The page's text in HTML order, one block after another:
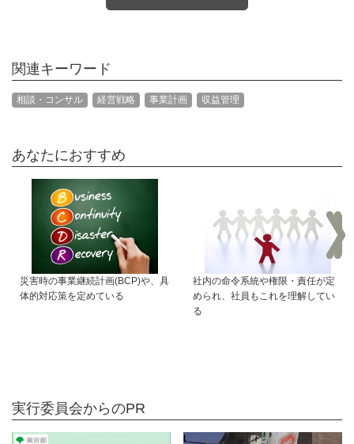
関連キーワード
相談・コンサル 経営戦略 事業計画 収益管理
あなたにおすすめ
災害時の事業継続計画(BCP)や、具
体的対応策を定めている
社内の命令系統や権限・責任が定
められ、社員もこれを理解してい
る
実行委員会からのPR